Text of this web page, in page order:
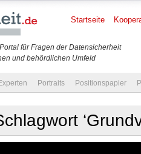
für Fragen der Datensicherheit
und behördlichen Umfeld
Startseite
Portraits Positionspapier